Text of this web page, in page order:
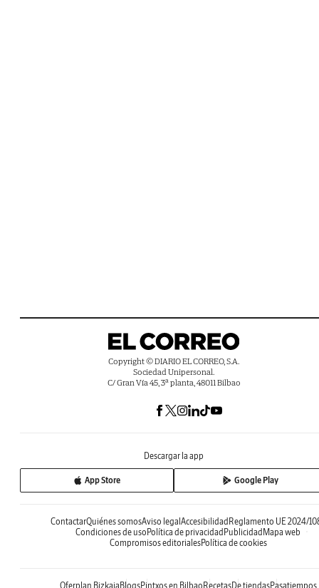
Copyright © DIARIO EL CORREO, S.A.
Sociedad Unipersonal.
C/ Gran Vía 45, 3ª planta, 48011 Bilbao
Descargar la app
App Store Google Play
ContactarQuiénes somosAviso legal Accesibilidad Reglamento UE 2024/
Condiciones de uso Política de privacidad Publicidad Mapa web
Compromisos editorialesPolítica de cookies
Oferplan Bizkaia BlogsPintxos en Bilbao RecetasDe tiendasPasatiempos